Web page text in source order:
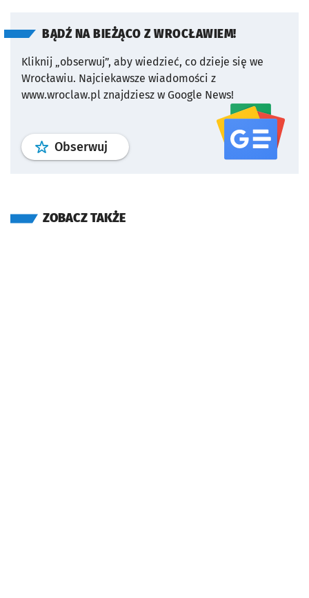
BĄDŹ NA BIEŻĄCO Z WROCŁAWIEM!
Kliknij „obserwuj”, aby wiedzieć, co dzieje się we
Wrocławiu. Najciekawsze wiadomości z
www.wroclaw.pl znajdziesz w Google News!
Obserwuj profil serwisu
ZOBACZ TAKŻE